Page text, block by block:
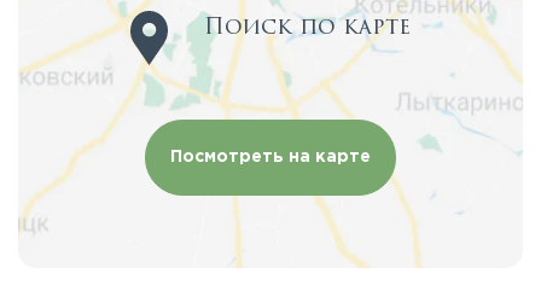
Поиск по карте
Посмотреть на карте